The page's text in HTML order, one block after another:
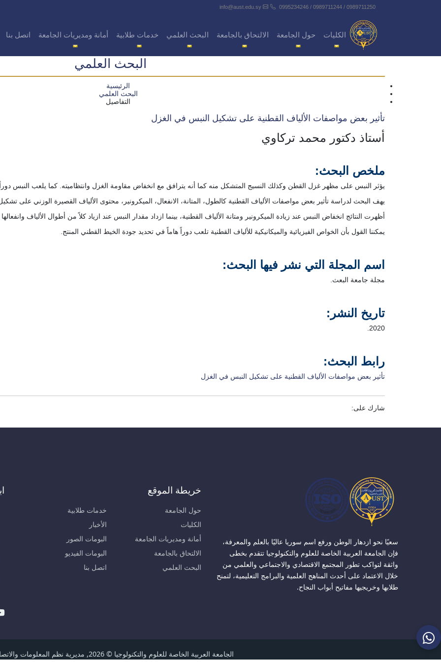
0995234246 / 0989711244 / 0989711250
الكليات حول الجامعة الالتحاق بالجامعة البحث العلمي خدمات طلابية أمانة ومديريات الجامعة اتصل بنا
البحث العلمي
الرئيسية
البحث العلمي
التفاصيل
تأثير بعض مواصفات الألياف القطنية على تشكيل النبس في الغزل
أستاذ دكتور محمد تركاوي
ملخص البحث:
يؤثر النبس على مظهر غزل القطن وكذلك النسيج المتشكل منه كما أنه يترافق مع انخفاض مقاومة الغزل وانتظاميته. كما يلعب النبس
يهف البحث لدراسة تأثير بعض مواصفات الألياف القطنية كالطول، المتانة، الانفعال، الميكرونير، محتوى الألياف القصيرة الوزني على
أظهرت النتائج انخفاض النبس عند زيادة الميكرونير ومتانة الألياف القطنية، بينما ازداد مقدار النبس عند ازياد كلاً من أطوال الألياف
يمكننا القول بأن الخواص الفيزيائية والميكانيكية للألياف القطنية تلعب دوراً هاماً في تحديد جودة الخيط القطني المنتج.
اسم المجلة التي نشر فيها البحث:
مجلة جامعة البعث.
تاريخ النشر:
2020.
رابط البحث:
تأثير بعض مواصفات الألياف القطنية على تشكيل النبس في الغزل
شارك على:
سعيًا نحو ازدهار الوطن ورفع اسم سوريا عاليًا بالعلم والمعرفة،
فإن الجامعة العربية الخاصة للعلوم والتكنولوجيا تتقدم بخطى
واثقة لتواكب تطور المجتمع الاقتصادي والاجتماعي والعلمي من
خلال الاعتماد على أحدث المناهج العلمية والبرامج التعليمية، لتمنح
طلابها وخريجيها مفاتيح أبواب النجاح.
خريطة الموقع
حول الجامعة
الكليات
أمانة ومديريات الجامعة
الالتحاق بالجامعة
البحث العلمي
خدمات طلابية
الأخبار
البومات الصور
البومات الفيديو
اتصل بنا
الجامعة العربية الخاصة للعلوم والتكنولوجيا © 2026, مديرية نظم المعلومات والاتصالات.